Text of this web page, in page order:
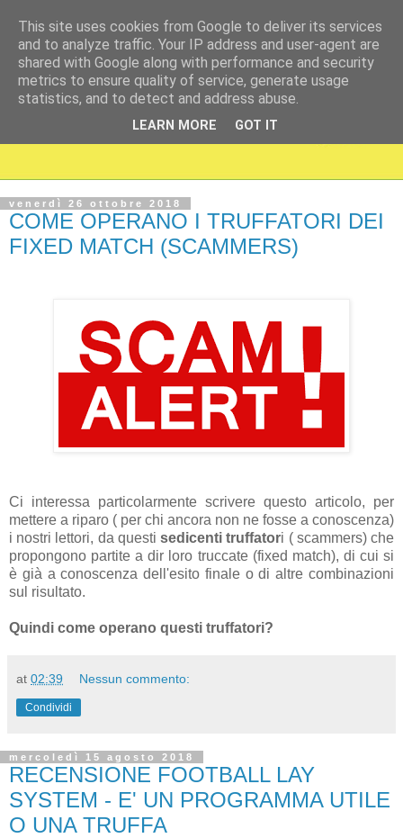
venerdì 26 ottobre 2018
COME OPERANO I TRUFFATORI DEI
FIXED MATCH (SCAMMERS)
Ci interessa particolarmente scrivere questo articolo, per
mettere a riparo ( per chi ancora non ne fosse a conoscenza)
i nostri lettori, da questi sedicenti truffatori ( scammers) che
propongono partite a dir loro truccate (fixed match), di cui si
è già a conoscenza dell'esito finale o di altre combinazioni
sul risultato.
Quindi come operano questi truffatori?
at 02:39 Nessun commento:
Condividi
mercoledì 15 agosto 2018
RECENSIONE FOOTBALL LAY
SYSTEM - E' UN PROGRAMMA UTILE
O UNA TRUFFA
This site uses cookies from Google to deliver its services
and to analyze traffic. Your IP address and user-agent are
shared with Google along with performance and security
metrics to ensure quality of service, generate usage
statistics, and to detect and address abuse.
LEARN MORE GOT IT